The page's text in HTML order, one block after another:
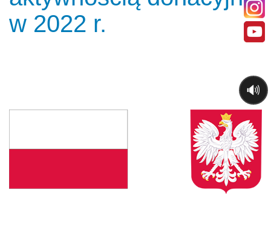
w 2022 r.
🔊